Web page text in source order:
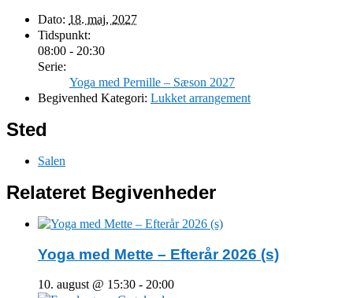
Dato: 18. maj, 2027
Tidspunkt:
08:00 - 20:30
Serie:
Yoga med Pernille – Sæson 2027
Begivenhed Kategori: Lukket arrangement
Sted
Salen
Relateret Begivenheder
Yoga med Mette – Efterår 2026 (s)
10. august @ 15:30 - 20:00